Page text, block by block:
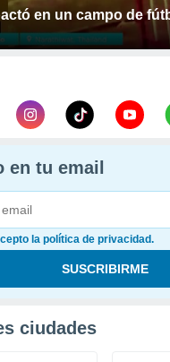
en un campo de
en tu email
la política de privacidad.
ciudades